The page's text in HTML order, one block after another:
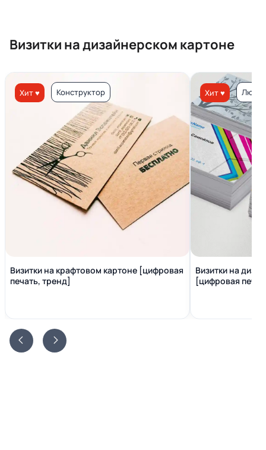
Визитки на дизайнерском картоне
Хит ♥ Конструктор
Визитки на крафтовом картоне [цифровая
печать, тренд]
Хит ♥ Люкс
Визитки на
[цифровая